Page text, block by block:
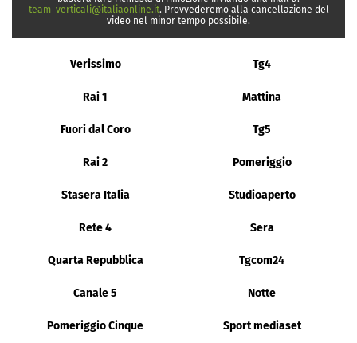
team_verticali@italiaonline.it. Provvederemo alla cancellazione del
video nel minor tempo possibile.
Verissimo Tg4
Rai 1 Mattina
Fuori dal Coro Tg5
Rai 2 Pomeriggio
Stasera Italia Studioaperto
Rete 4 Sera
Quarta Repubblica Tgcom24
Canale 5 Notte
Pomeriggio Cinque Sport mediaset